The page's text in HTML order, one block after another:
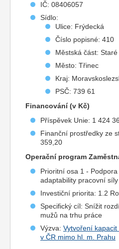
IČ: 08406057
Sídlo:
Ulice: Frýdecká
Číslo popisné: 410
Městská část:
Město: Třinec
Kraj:
PSČ: 739 61
Financování (v Kč)
Příspěvek Unie: 1 424
Finanční prostředky ze
359,20
Operační program
Prioritní osa 1 -
adaptability pracovní síly
Investiční priorita: 1.2
Specifický cíl: Snížit
mužů na trhu práce
Výzva: Vytvoření
v ČR mimo hl. m. Prahu